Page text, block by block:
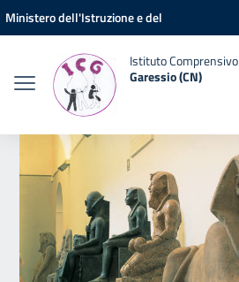
Vai ai contenuti
Vai al menu di navigazione
Vai al footer
Ministero dell'Istruzione e del
Istituto Comprensivo
Garessio (CN)